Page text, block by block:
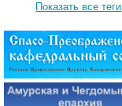
Показать все теги